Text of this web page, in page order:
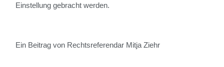
Einstellung gebracht werden.
Ein Beitrag von Rechtsreferendar Mitja Ziehr